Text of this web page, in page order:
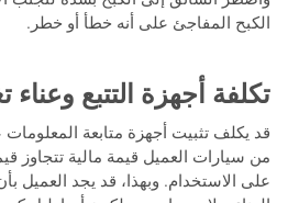
الكبح المفاجئ على أنه خطأ أو خطر.
تكلفة أجهزة التتبع وعناء
قد يكلف تثبيت أجهزة متابعة
من سيارات العميل قيمة مالية تتجاوز
على الاستخدام. وبهذا، قد يجد العميل